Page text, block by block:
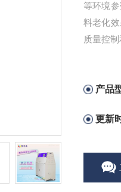
等环境
料老化
质量控
产品
更新